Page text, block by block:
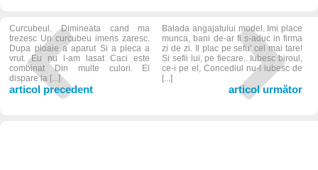
Curcubeul. Dimineata cand ma
trezesc Un curcubeu imens zaresc.
Dupa ploaie a aparut Si a pleca a
vrut. Eu nu l-am lasat Caci este
combinat Din multe culori. El
dispare la [...]
articol precedent
Balada angajatului model. Imi place
munca, bani de-ar fi s-aduc in firma
zi de zi. Il plac pe sefu' cel mai tare!
Si sefii lui, pe fiecare.. Iubesc biroul,
ce-i pe el, Concediul nu-l iubesc de
[...]
articol următor